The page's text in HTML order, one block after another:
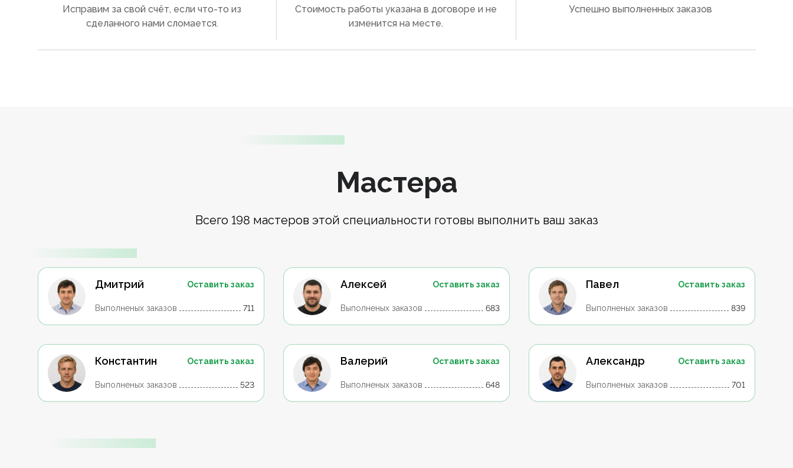
Исправим за свой счёт, если что-то из
сделанного нами сломается.
Стоимость работы указана в договоре и не
изменится на месте.
Успешно выполненных заказов
Мастера
Всего 198 мастеров этой специальности готовы выполнить ваш заказ
Дмитрий Оставить заказ
Выполненых заказов 711
Алексей Оставить заказ
Выполненых заказов 683
Павел Оставить заказ
Выполненых заказов 839
Константин Оставить заказ
Выполненых заказов 523
Валерий Оставить заказ
Выполненых заказов 648
Александр Оставить заказ
Выполненых заказов 701